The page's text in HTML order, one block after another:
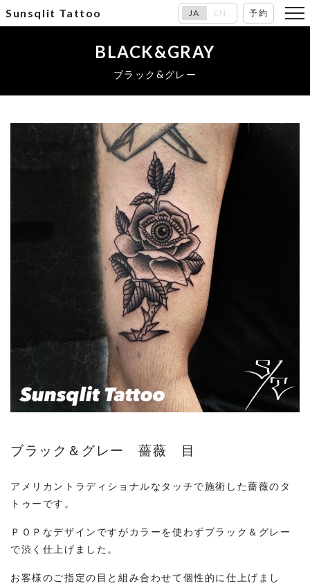
Sunsqlit Tattoo JA EN 予約
BLACK&GRAY
ブラック&グレー
ブラック＆グレー 薔薇 目
アメリカントラディショナルなタッチで施術した薔薇のタ
トゥーです。
ＰＯＰなデザインですがカラーを使わずブラック＆グレー
で渋く仕上げました。
お客様のご指定の目と組み合わせて個性的に仕上げまし